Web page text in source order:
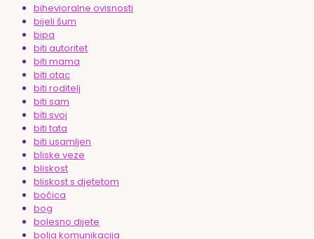
bihevioralne ovisnosti
bijeli šum
bipa
biti autoritet
biti mama
biti otac
biti roditelj
biti sam
biti svoj
biti tata
biti usamljen
bliske veze
bliskost
bliskost s djetetom
bočica
bog
bolesno dijete
bolja komunikacija